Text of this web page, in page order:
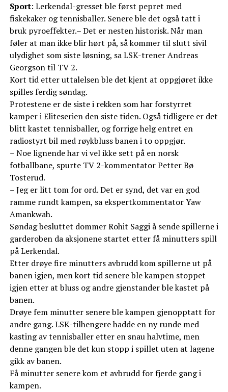
Sport: Lerkendal-gresset ble først pepret med
fiskekaker og tennisballer. Senere ble det også tatt i
bruk pyroeffekter.– Det er nesten historisk. Når man
føler at man ikke blir hørt på, så kommer til slutt sivil
ulydighet som siste løsning, sa LSK-trener Andreas
Georgson til TV 2.
Kort tid etter uttalelsen ble det kjent at oppgjøret ikke
spilles ferdig søndag.
Protestene er de siste i rekken som har forstyrret
kamper i Eliteserien den siste tiden. Også tidligere er det
blitt kastet tennisballer, og forrige helg entret en
radiostyrt bil med røykbluss banen i to oppgjør.
– Noe lignende har vi vel ikke sett på en norsk
fotballbane, spurte TV 2-kommentator Petter Bø
Tosterud.
– Jeg er litt tom for ord. Det er synd, det var en god
ramme rundt kampen, sa ekspertkommentator Yaw
Amankwah.
Søndag besluttet dommer Rohit Saggi å sende spillerne i
garderoben da aksjonene startet etter få minutters spill
på Lerkendal.
Etter drøye fire minutters avbrudd kom spillerne ut på
banen igjen, men kort tid senere ble kampen stoppet
igjen etter at bluss og andre gjenstander ble kastet på
banen.
Drøye fem minutter senere ble kampen gjenopptatt for
andre gang. LSK-tilhengere hadde en ny runde med
kasting av tennisballer etter en snau halvtime, men
denne gangen ble det kun stopp i spillet uten at lagene
gikk av banen.
Få minutter senere kom et avbrudd for fjerde gang i
kampen.